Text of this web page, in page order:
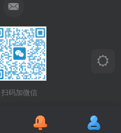
扫码加微信